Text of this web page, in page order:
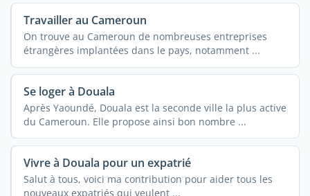
Travailler au Cameroun
On trouve au Cameroun de nombreuses entreprises
étrangères implantées dans le pays, notamment ...
Se loger à Douala
Après Yaoundé, Douala est la seconde ville la plus active
du Cameroun. Elle propose ainsi bon nombre ...
Vivre à Douala pour un expatrié
Salut à tous, voici ma contribution pour aider tous les
nouveaux expatriés qui veulent ...